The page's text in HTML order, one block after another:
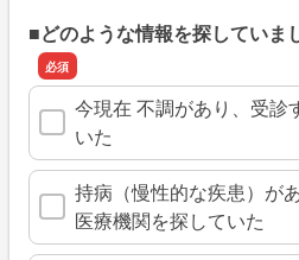
■どのような情報を探していま
今現在 不調があり、受診
いた
持病（慢性的な疾患）が
医療機関を探していた